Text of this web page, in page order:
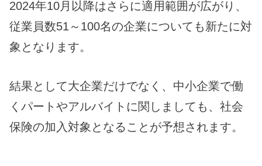
2024年10月以降はさらに適用範囲が広がり、
従業員数51～100名の企業についても新たに対
象となります。
結果として大企業だけでなく、中小企業で働
くパートやアルバイトに関しましても、社会
保険の加入対象となることが予想されます。